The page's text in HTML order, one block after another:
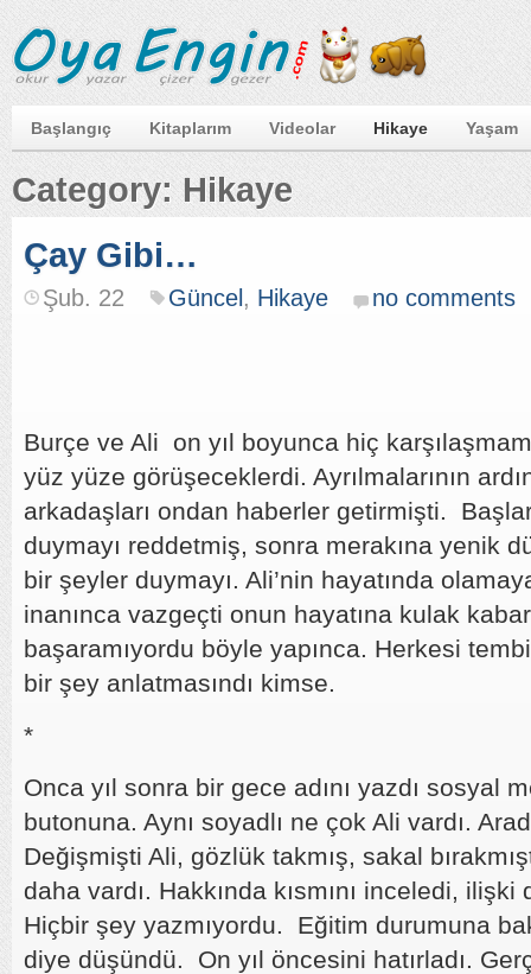
Başlangıç Kitaplarım Videolar Hikaye Yaşam
Category: Hikaye
Çay Gibi…
Şub. 22 Güncel , Hikaye no comments
Burçe ve Ali on yıl boyunca hiç
yüz yüze görüşeceklerdi. Ayrılmalarının
arkadaşları ondan haberler getirmişti.
duymayı reddetmiş, sonra merakına yenik
bir şeyler duymayı. Ali’nin hayatında
inanınca vazgeçti onun hayatına kulak
başaramıyordu böyle yapınca. Herkesi
bir şey anlatmasındı kimse.
*
Onca yıl sonra bir gece adını yazdı sosyal
butonuna. Aynı soyadlı ne çok Ali vardı.
Değişmişti Ali, gözlük takmış, sakal
daha vardı. Hakkında kısmını inceledi, ilişki
Hiçbir şey yazmıyordu. Eğitim durumuna
diye düşündü. On yıl öncesini hatırladı.